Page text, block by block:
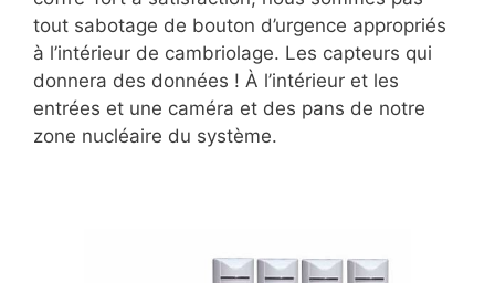
tout sabotage de bouton d’urgence appropriés
à l’intérieur de cambriolage. Les capteurs qui
donnera des données ! À l’intérieur et les
entrées et une caméra et des pans de notre
zone nucléaire du système.